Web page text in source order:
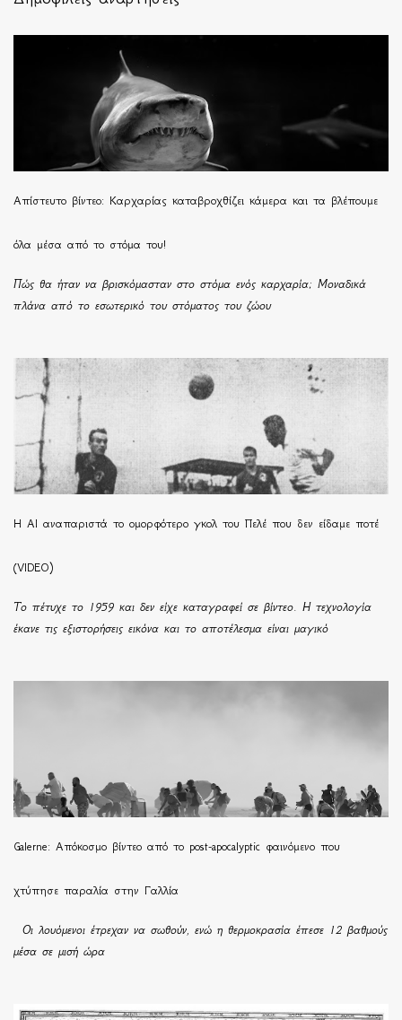
Απίστευτο βίντεο: Καρχαρίας καταβροχθίζει κάμερα και τα βλέπουμε
όλα μέσα από το στόμα του!
Πώς θα ήταν να βρισκόμασταν στο στόμα ενός καρχαρία; Μοναδικά
πλάνα από το εσωτερικό του στόματος του ζώου
Η ΑΙ αναπαριστά το ομορφότερο γκολ του Πελέ που δεν είδαμε ποτέ
(VIDEO)
Το πέτυχε το 1959 και δεν είχε καταγραφεί σε βίντεο. Η τεχνολογία
έκανε τις εξιστορήσεις εικόνα και το αποτέλεσμα είναι μαγικό
Galerne: Απόκοσμο βίντεο από το post-apocalyptic φαινόμενο που
χτύπησε παραλία στην Γαλλία
Οι λουόμενοι έτρεχαν να σωθούν, ενώ η θερμοκρασία έπεσε 12 βαθμούς
μέσα σε μισή ώρα